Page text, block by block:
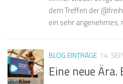
dem Treffen der
ein sehr angenehmes,
BLOG EINTRÄGE 14.
Eine neue